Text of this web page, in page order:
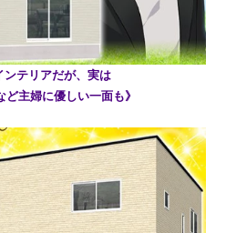
ンテリアだが、実は
主婦に優しい一面も》